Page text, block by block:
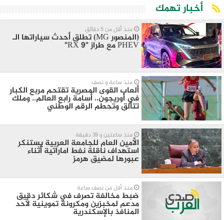
أخبار تهمك
منذ أقل من 5 دقائق
(المنصور MG) تطلق أحدث سياراتها الـ
PHEV مع طراز "RX 9"
منذ ساعة و نصف
ألعاب القوى المصرية تقتحم مربع الكبار
في أوريجون.. أسامة رابع العالم.. وملك
تتألق وتحطم الرقم الوطني
منذ ساعتين و 39 دقيقة
الأمين العام للجامعة العربية يستنكر
استهداف ناقلة نفط اماراتية أثناء
عبورها لمضيق هرمز
منذ أقل من نصف ساعة
ضبط مخالفة تصرف في شكائر دقيق
مدعم لمخبزين ومكرونة تموينية لأحد
المنافذ بالإسكندرية